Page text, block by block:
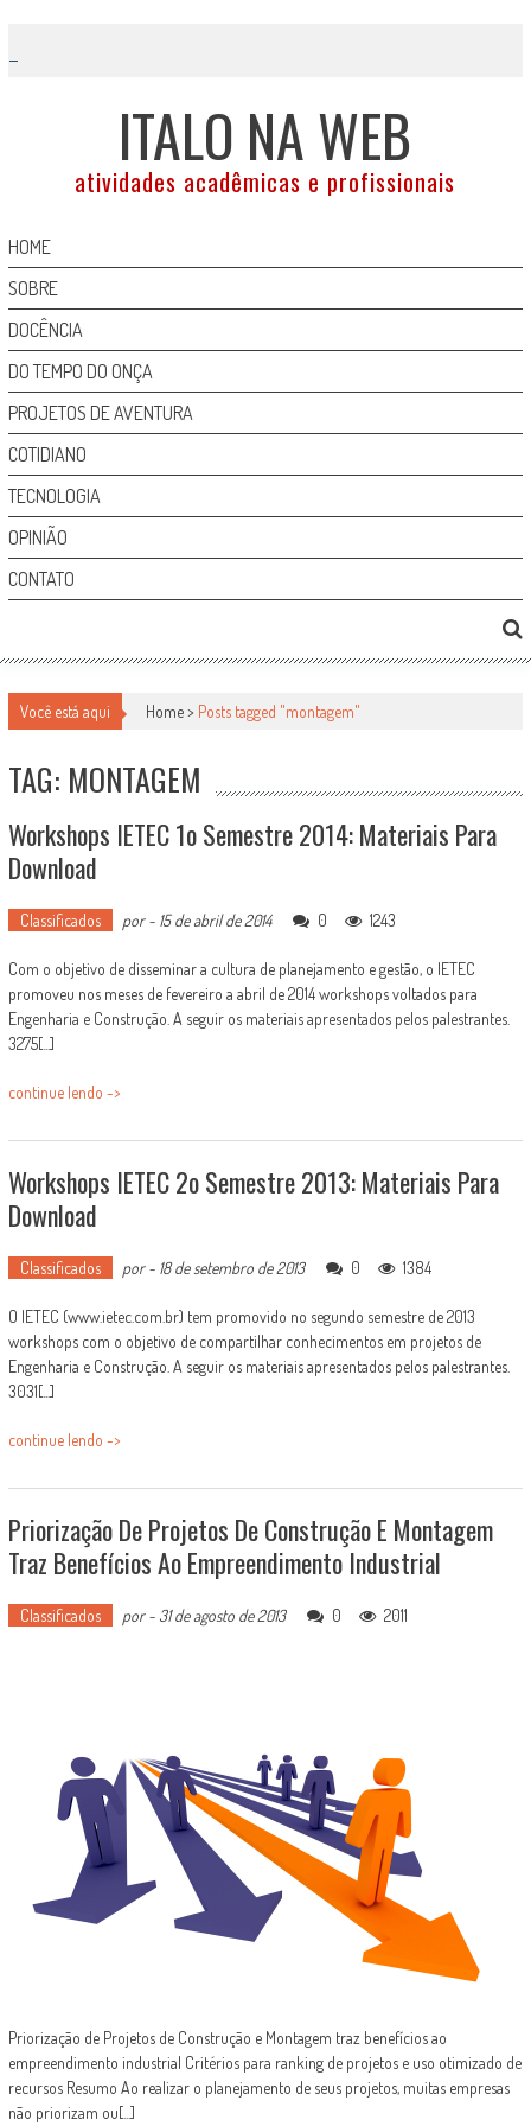
content
ITALO NA WEB
atividades acadêmicas e profissionais
HOME
SOBRE
DOCÊNCIA
DO TEMPO DO ONÇA
PROJETOS DE AVENTURA
COTIDIANO
TECNOLOGIA
OPINIÃO
CONTATO
Você está aqui Home > Posts tagged "montagem"
TAG: MONTAGEM
Workshops IETEC 1o Semestre 2014: Materiais Para
Download
Classificados por- 15 de abril de 2014 0 1243
Com o objetivo de disseminar a cultura de planejamento e gestão, o IETEC
promoveu nos meses de fevereiro a abril de 2014 workshops voltados para
Engenharia e Construção. A seguir os materiais apresentados pelos palestrantes.
3275[...]
continue lendo ->
Workshops IETEC 2o Semestre 2013: Materiais Para
Download
Classificados por- 18 de setembro de 2013 0 1384
O IETEC (www.ietec.com.br) tem promovido no segundo semestre de 2013
workshops com o objetivo de compartilhar conhecimentos em projetos de
Engenharia e Construção. A seguir os materiais apresentados pelos palestrantes.
3031[...]
continue lendo ->
Priorização De Projetos De Construção E Montagem
Traz Benefícios Ao Empreendimento Industrial
Classificados por- 31 de agosto de 2013 0 2011
Priorização de Projetos de Construção e Montagem traz benefícios ao
empreendimento industrial Critérios para ranking de projetos e uso otimizado de
recursos Resumo Ao realizar o planejamento de seus projetos, muitas empresas
não priorizam ou[...]